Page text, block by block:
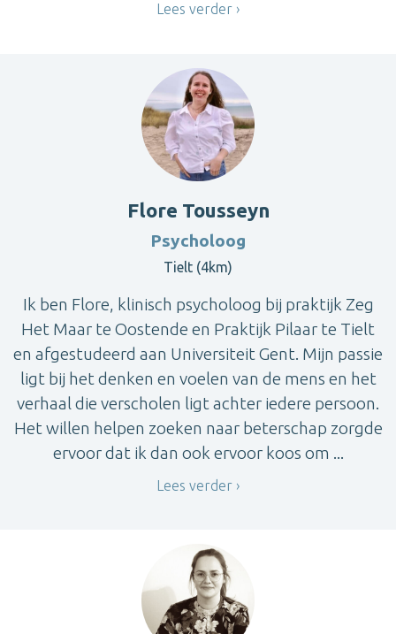
Lees verder
Flore Tousseyn
Psycholoog
Tielt (4km)
Ik ben Flore, klinisch psycholoog bij praktijk Zeg
Het Maar te Oostende en Praktijk Pilaar te Tielt
en afgestudeerd aan Universiteit Gent. Mijn passie
ligt bij het denken en voelen van de mens en het
verhaal die verscholen ligt achter iedere persoon.
Het willen helpen zoeken naar beterschap zorgde
ervoor dat ik dan ook ervoor koos om ...
Lees verder